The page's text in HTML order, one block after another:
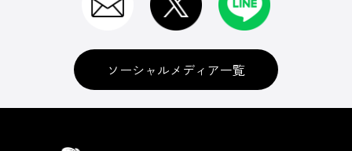
ソーシャルメディア一覧